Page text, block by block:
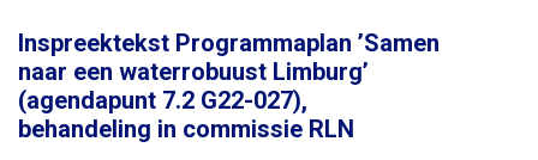
Inspreektekst Programmaplan ’Samen
naar een waterrobuust Limburg’
(agendapunt 7.2 G22-027),
behandeling in commissie RLN